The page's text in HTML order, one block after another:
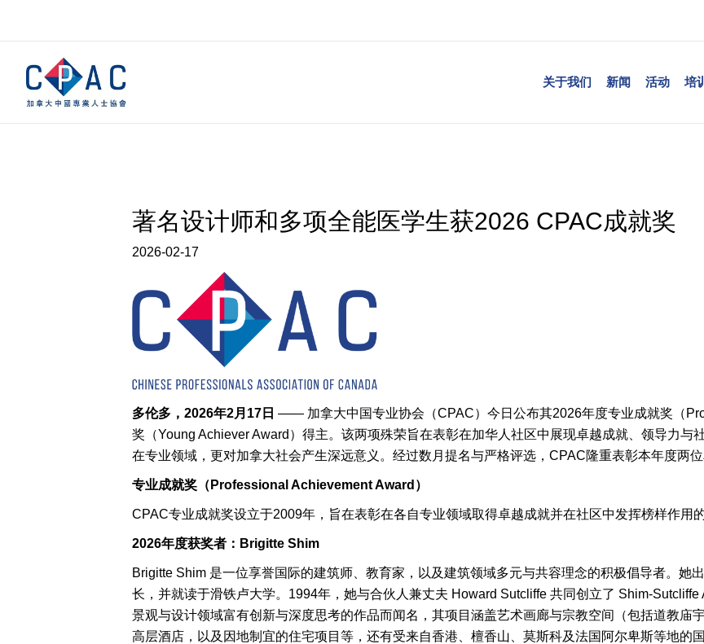
关于我们 新闻 活动 培
著名设计师和多项全能医学生获2026 CPAC成就奖
2026-02-17
多伦多，2026年2月17 日 —— 加拿大中国专业协会（CPAC）今日公布其2026年度专业成就奖（
奖（Young Achiever Award）得主。该两项殊荣旨在表彰在加华人社区中展现卓越成就、领导力与
在专业领域，更对加拿大社会产生深远意义。经过数月提名与严格评选，CPAC隆重表彰本年度两位
专业成就奖（Professional Achievement Award ）
CPAC专业成就奖设立于2009年，旨在表彰在各自专业领域取得卓越成就并在社区中发挥榜样作用
2026年度获奖者：Brigitte Shim
Brigitte Shim 是一位享誉国际的建筑师、教育家，以及建筑领域多元与共容理念的积极倡导者。她
长，并就读于滑铁卢大学。1994年，她与合伙人兼丈夫 Howard Sutcliffe 共同创立了 Shim-Sutcliffe
景观与设计领域富有创新与深度思考的作品而闻名，其项目涵盖艺术画廊与宗教空间（包括道教庙
高层酒店，以及因地制宜的住宅项目等，还有受来自香港、檀香山、莫斯科及法国阿尔卑斯等地的